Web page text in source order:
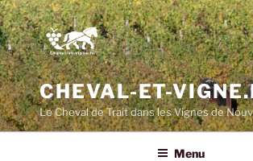
CHEVAL-ET-
Le Cheval de Trait dans les Vignes de
Menu